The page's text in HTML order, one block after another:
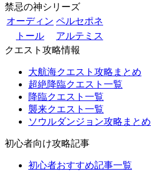
禁忌の神シリーズ
オーディン ペルセポネ
トール
アルテミス
クエスト攻略情報
大航海クエスト攻略まとめ
超絶降臨クエスト一覧
降臨クエスト一覧
襲来クエスト一覧
ソウルダンジョン攻略まとめ
初心者向け攻略記事
初心者おすすめ記事一覧